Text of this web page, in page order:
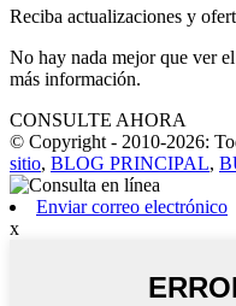
Reciba actualizaciones y
No hay nada mejor que ver
más información.
CONSULTE AHORA
© Copyright - 2010-2026:
sitio, BLOG PRINCIPAL,
Enviar correo electrónico
x